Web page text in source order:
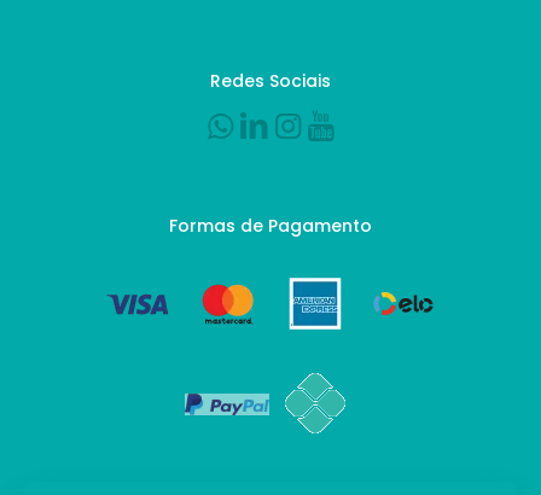
Redes Sociais
Formas de Pagamento